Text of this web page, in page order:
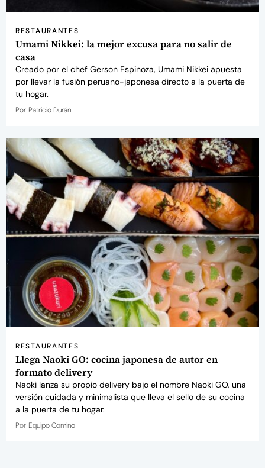
RESTAURANTES
Umami Nikkei: la mejor excusa para no salir de
casa
Creado por el chef Gerson Espinoza, Umami Nikkei apuesta
por llevar la fusión peruano-japonesa directo a la puerta de
tu hogar.
Por Patricio Durán
RESTAURANTES
Llega Naoki GO: cocina japonesa de autor en
formato delivery
Naoki lanza su propio delivery bajo el nombre Naoki GO, una
versión cuidada y minimalista que lleva el sello de su cocina
a la puerta de tu hogar.
Por Equipo Comino